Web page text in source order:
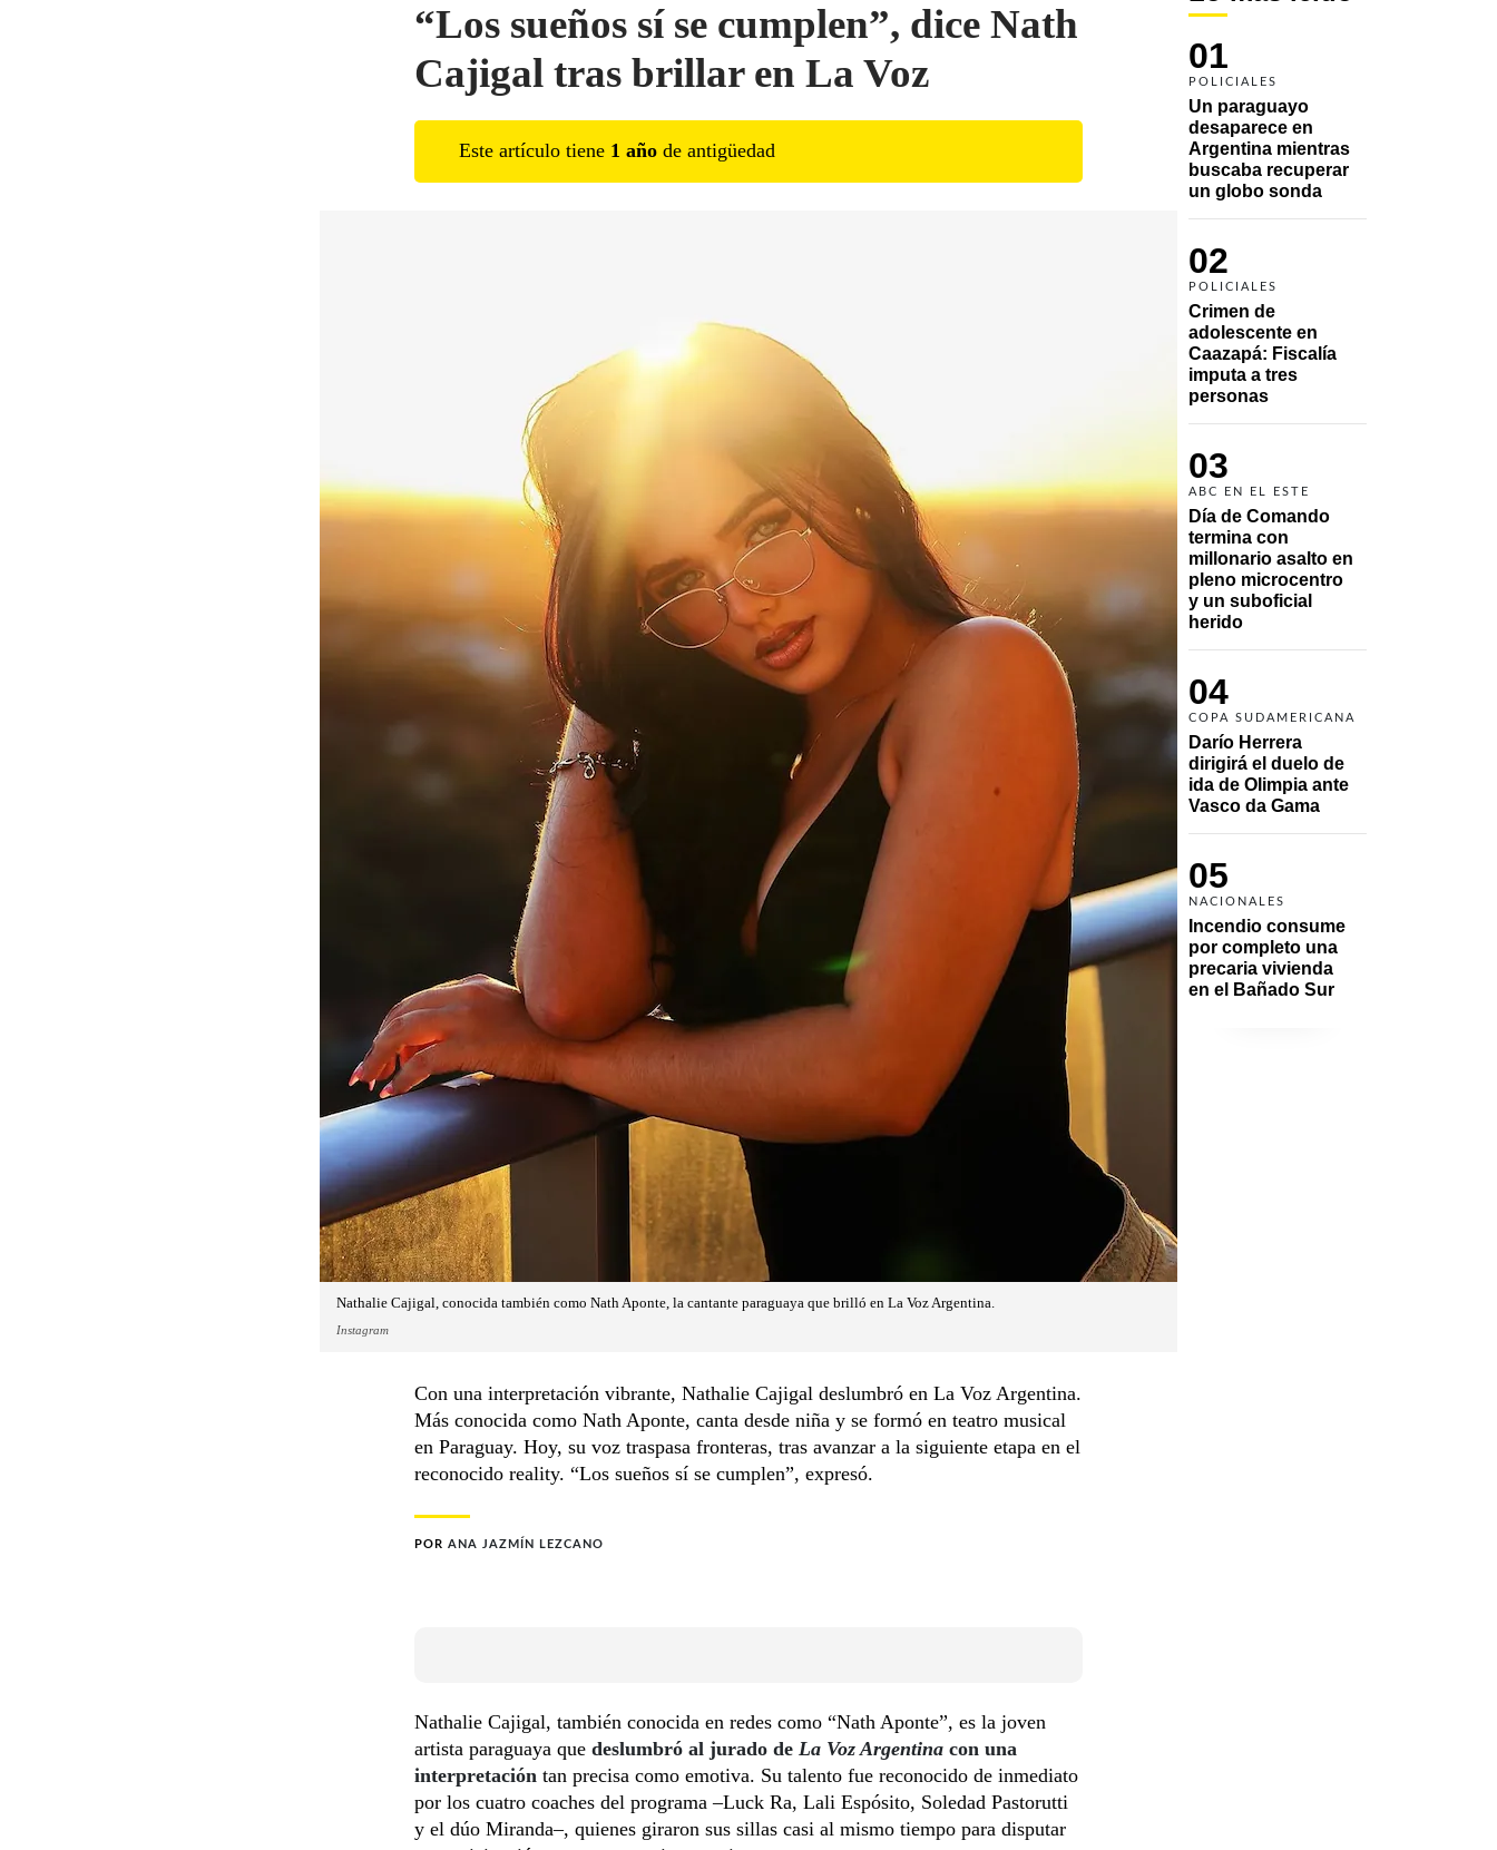
01
POLICIALES
Un paraguayo
desaparece en
Argentina mientras
buscaba recuperar
un globo sonda
02
POLICIALES
Crimen de
adolescente en
Caazapá: Fiscalía
imputa a tres
personas
03
ABC EN EL ESTE
Día de Comando
termina con
millonario asalto en
pleno microcentro
y un suboficial
herido
04
COPA SUDAMERICANA
Darío Herrera
dirigirá el duelo de
ida de Olimpia ante
Vasco da Gama
05
NACIONALES
Incendio consume
por completo una
precaria vivienda
en el Bañado Sur
“Los sueños sí se cumplen”, dice Nath
Cajigal tras brillar en La Voz
Este artículo tiene 1 año de antigüedad
Nathalie Cajigal, conocida también como Nath Aponte, la cantante paraguaya que brilló en La Voz Argentina.
Instagram
Con una interpretación vibrante, Nathalie Cajigal deslumbró en La Voz Argentina.
Más conocida como Nath Aponte, canta desde niña y se formó en teatro musical
en Paraguay. Hoy, su voz traspasa fronteras, tras avanzar a la siguiente etapa en el
reconocido reality. “Los sueños sí se cumplen”, expresó.
POR ANA JAZMÍN LEZCANO
Nathalie Cajigal, también conocida en redes como “Nath Aponte”, es la joven
artista paraguaya que deslumbró al jurado de La Voz Argentina con una
interpretación tan precisa como emotiva. Su talento fue reconocido de inmediato
por los cuatro coaches del programa –Luck Ra, Lali Espósito, Soledad Pastorutti
y el dúo Miranda–, quienes giraron sus sillas casi al mismo tiempo para disputar